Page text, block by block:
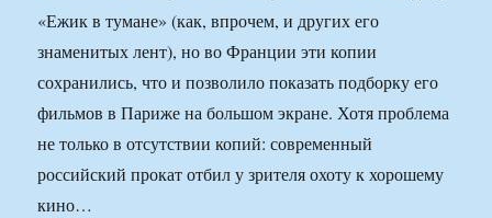
«Ежик в тумане» (как, впрочем, и других его
знаменитых лент), но во Франции эти копии
сохранились, что и позволило показать подборку его
фильмов в Париже на большом экране. Хотя проблема
не только в отсутствии копий: современный
российский прокат отбил у зрителя охоту к хорошему
кино…